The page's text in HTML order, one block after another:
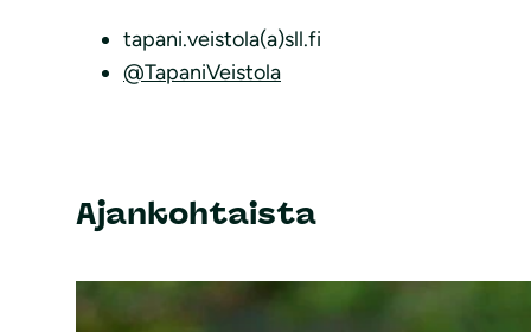
tapani.veistola(a)sll.fi
@TapaniVeistola
Ajankohtaista